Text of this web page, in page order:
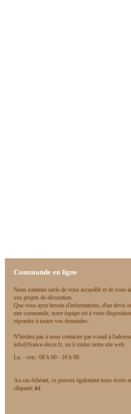
Commande en ligne
Nous sommes ravis de vous accueillir et de vous
vos projets de décoration.
Que vous ayez besoin d'informations, d'un devis
une commande, notre équipe est à votre
répondre à toutes vos demandes.
N'hésitez pas à nous contacter par e-mail à
info@france-decor.fr, ou à visiter notre site web.
Lu. - ven.: 08 h 00 - 16 h 00
Au cas échéant, vs pouvez également nous écrire
cliquant: ici.